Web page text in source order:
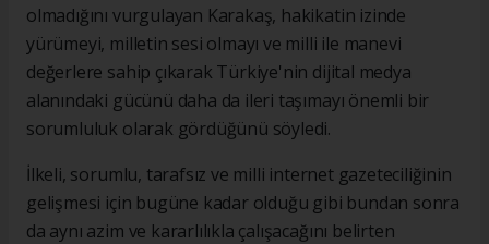
olmadığını vurgulayan Karakaş, hakikatin izinde
yürümeyi, milletin sesi olmayı ve milli ile manevi
değerlere sahip çıkarak Türkiye'nin dijital medya
alanındaki gücünü daha da ileri taşımayı önemli bir
sorumluluk olarak gördüğünü söyledi.
İlkeli, sorumlu, tarafsız ve milli internet gazeteciliğinin
gelişmesi için bugüne kadar olduğu gibi bundan sonra
da aynı azim ve kararlılıkla çalışacağını belirten